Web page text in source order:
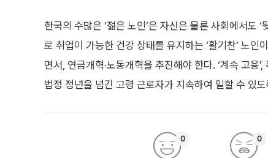
한국의 수많은 ‘젊은 노인’은 자신은 물론 사회에서도
로 취업이 가능한 건강 상태를 유지하는 ‘활기찬’ 노인
면서, 연금개혁·노동개혁을 추진해야 한다. ‘계속 고용
법정 정년을 넘긴 고령 근로자가 지속하여 일할 수 있
0 0